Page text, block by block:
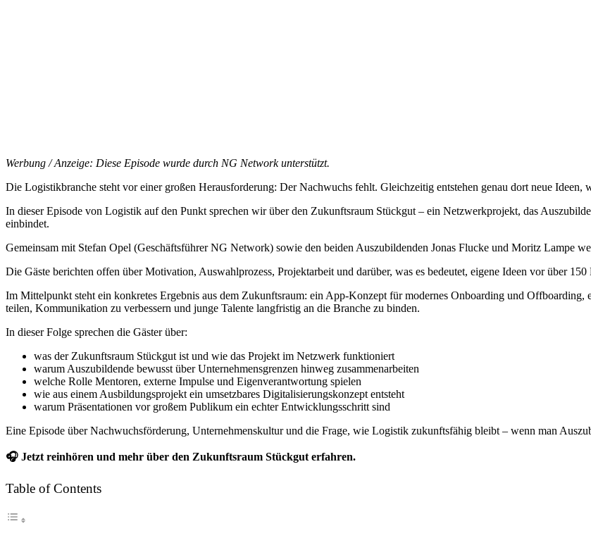
Werbung / Anzeige: Diese Episode wurde durch NG Network unterstützt.
Die Logistikbranche steht vor einer großen Herausforderung: Der Nachwuchs fehlt. Gleichzeitig entstehen genau dort neue
In dieser Episode von Logistik auf den Punkt sprechen wir über den Zukunftsraum Stückgut – ein Netzwerkprojekt, das
einbindet.
Gemeinsam mit Stefan Opel (Geschäftsführer NG Network) sowie den beiden Auszubildenden Jonas Flucke und Moritz Lampe
Die Gäste berichten offen über Motivation, Auswahlprozess, Projektarbeit und darüber, was es bedeutet, eigene Ideen vor über 150
Im Mittelpunkt steht ein konkretes Ergebnis aus dem Zukunftsraum: ein App-Konzept für modernes Onboarding und
teilen, Kommunikation zu verbessern und junge Talente langfristig an die Branche zu binden.
In dieser Folge sprechen die Gäster über:
was der Zukunftsraum Stückgut ist und wie das Projekt im Netzwerk funktioniert
warum Auszubildende bewusst über Unternehmensgrenzen hinweg zusammenarbeiten
welche Rolle Mentoren, externe Impulse und Eigenverantwortung spielen
wie aus einem Ausbildungsprojekt ein umsetzbares Digitalisierungskonzept entsteht
warum Präsentationen vor großem Publikum ein echter Entwicklungsschritt sind
Eine Episode über Nachwuchsförderung, Unternehmenskultur und die Frage, wie Logistik zukunftsfähig bleibt – wenn man
🎧 Jetzt reinhören und mehr über den Zukunftsraum Stückgut erfahren.
Table of Contents